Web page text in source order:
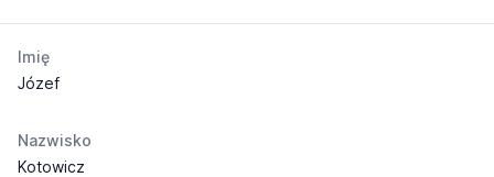
Imię
Józef
Nazwisko
Kotowicz